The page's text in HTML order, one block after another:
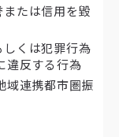
たは信用を毀
くは犯罪行為
違反する行為
域連携都市圏振